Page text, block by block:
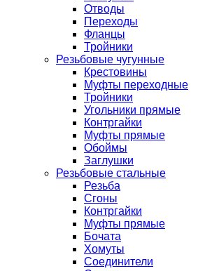
Отводы
Переходы
Фланцы
Тройники
Резьбовые чугунные
Крестовины
Муфты переходные
Тройники
Угольники прямые
Контргайки
Муфты прямые
Обоймы
Заглушки
Резьбовые стальные
Резьба
Сгоны
Контргайки
Муфты прямые
Бочата
Хомуты
Соединители